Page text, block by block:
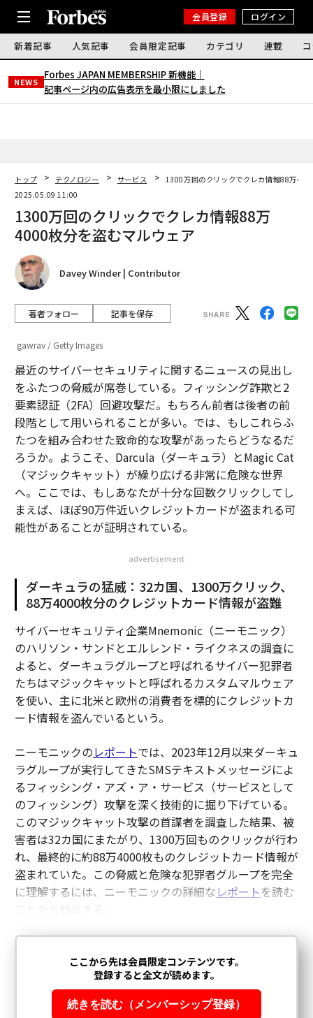
会員登録 ログイン
新着記事 人気記事 会員限定記事 カテゴリ 連載
NEWS
Forbes JAPAN MEMBERSHIP 新機能｜
記事ページ内の広告表示を最小限にしました
トップ テクノロジー サービス
1300万回のクリックでクレカ情報88万
2025.05.09 11:00
1300万回のクリックでクレカ情報88万
4000枚分を盗むマルウェア
Davey Winder | Contributor
著者フォロー 記事を保存
gawrav / Getty Images
最近のサイバーセキュリティに関するニュースの見出し
をふたつの脅威が席巻している。フィッシング詐欺と2
要素認証（2FA）回避攻撃だ。もちろん前者は後者の前
段階として用いられることが多い。では、もしこれらふ
たつを組み合わせた致命的な攻撃があったらどうなるだ
ろうか。ようこそ、Darcula（ダーキュラ）とMagic Cat
（マジックキャット）が繰り広げる非常に危険な世界
へ。ここでは、もしあなたが十分な回数クリックしてし
まえば、ほぼ90万件近いクレジットカードが盗まれる可
能性があることが証明されている。
advertisement
ダーキュラの猛威：32カ国、1300万クリック、
88万4000枚分のクレジットカード情報が盗難
サイバーセキュリティ企業Mnemonic（ニーモニック）
のハリソン・サンドとエルレンド・ライクネスの調査に
よると、ダーキュラグループと呼ばれるサイバー犯罪者
たちはマジックキャットと呼ばれるカスタムマルウェア
を使い、主に北米と欧州の消費者を標的にクレジットカ
ード情報を盗んでいるという。
ニーモニックのレポートでは、2023年12月以来ダーキュ
ラグループが実行してきたSMSテキストメッセージによ
るフィッシング・アズ・ア・サービス（サービスとして
のフィッシング）攻撃を深く技術的に掘り下げている。
このマジックキャット攻撃の首謀者を調査した結果、被
害者は32カ国にまたがり、1300万回ものクリックが行わ
れ、最終的に約88万4000枚ものクレジットカード情報が
盗まれていた。この脅威と危険な犯罪者グループを完全
に理解するには、ニーモニックの詳細なレポートを読む